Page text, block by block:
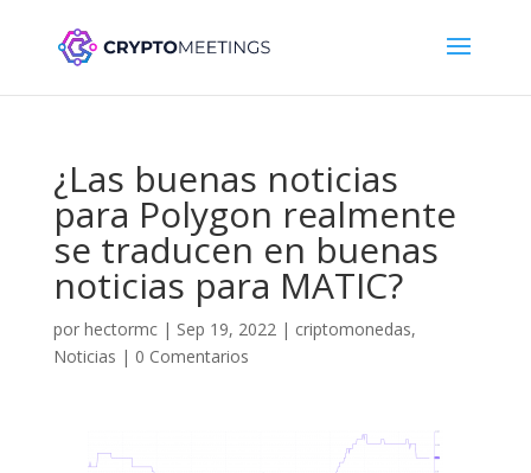
¿Las buenas noticias
para Polygon realmente
se traducen en buenas
noticias para MATIC?
por hectormc| Sep 19, 2022| criptomonedas,
Noticias | 0 Comentarios